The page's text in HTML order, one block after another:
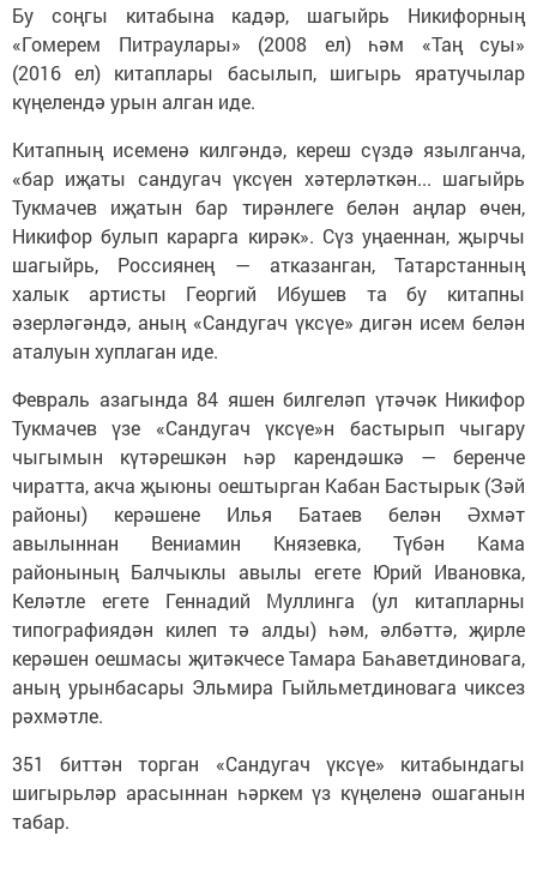
Бу соңгы китабына кадәр, шагыйрь Никифорның
«Гомерем Питраулары» (2008 ел) һәм «Таң суы»
(2016 ел) китаплары басылып, шигырь яратучылар
күңелендә урын алган иде.
Китапның исеменә килгәндә, кереш сүздә язылганча,
«бар иҗаты сандугач үксүен хәтерләткән... шагыйрь
Тукмачев иҗатын бар тирәнлеге белән аңлар өчен,
Никифор булып карарга кирәк». Сүз уңаеннан, җырчы
шагыйрь, Россиянең — атказанган, Татарстанның
халык артисты Георгий Ибушев та бу китапны
әзерләгәндә, аның «Сандугач үксүе» дигән исем белән
аталуын хуплаган иде.
Февраль азагында 84 яшен билгеләп үтәчәк Никифор
Тукмачев үзе «Сандугач үксүе»н бастырып чыгару
чыгымын күтәрешкән һәр карендәшкә — беренче
чиратта, акча җыюны оештырган Кабан Бастырык (Зәй
районы) керәшене Илья Батаев белән Әхмәт
авылыннан Вениамин Князевка, Түбән Кама
районының Балчыклы авылы егете Юрий Ивановка,
Келәтле егете Геннадий Муллинга (ул китапларны
типографиядән килеп тә алды) һәм, әлбәттә, җирле
керәшен оешмасы җитәкчесе Тамара Баһаветдиновага,
аның урынбасары Эльмира Гыйльметдиновага чиксез
рәхмәтле.
351 биттән торган «Сандугач үксүе» китабындагы
шигырьләр арасыннан һәркем үз күңеленә ошаганын
табар.